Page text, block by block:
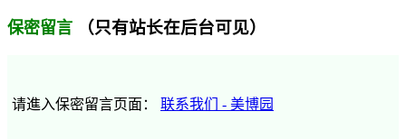
保密留言 （只有站长在后台可见）
请進入保密留言页面： 联系我们 - 美博园